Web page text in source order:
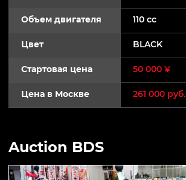
Объем двигателя 110 cc
Цвет BLACK
Стартовая цена 50 000 ¥
Цена в Москве 261 000 руб.
Auction BDS